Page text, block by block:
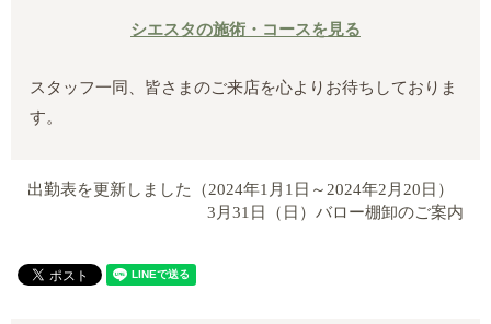
シエスタの施術・コースを見る
スタッフ一同、皆さまのご来店を心よりお待ちしておりま
す。
出勤表を更新しました（2024年1月1日～2024年2月20日）
3月31日（日）バロー棚卸のご案内